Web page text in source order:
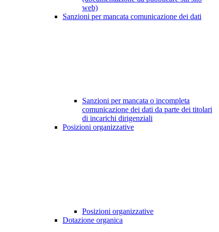
web)
Sanzioni per mancata comunicazione dei dati
Sanzioni per mancata o incompleta
comunicazione dei dati da parte dei titolari
di incarichi dirigenziali
Posizioni organizzative
Posizioni organizzative
Dotazione organica